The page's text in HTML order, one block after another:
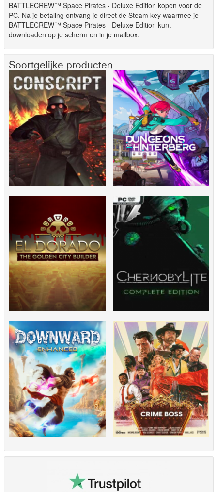
BATTLECREW™ Space Pirates - Deluxe Edition kopen voor de
PC. Na je betaling ontvang je direct de Steam key waarmee je
BATTLECREW™ Space Pirates - Deluxe Edition kunt
downloaden op je scherm en in je mailbox.
Soortgelijke producten